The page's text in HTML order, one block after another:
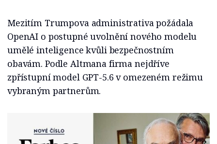
Mezitím Trumpova administrativa požádala
OpenAI o postupné uvolnění nového modelu
umělé inteligence kvůli bezpečnostním
obavám. Podle Altmana firma nejdříve
zpřístupní model GPT-5.6 v omezeném režimu
vybraným partnerům.